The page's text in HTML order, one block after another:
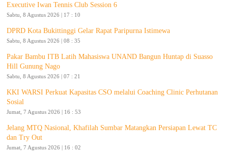
Executive Iwan Tennis Club Session 6
Sabtu, 8 Agustus 2026 | 17 : 10
DPRD Kota Bukittinggi Gelar Rapat Paripurna Istimewa
Sabtu, 8 Agustus 2026 | 08 : 35
Pakar Bambu ITB Latih Mahasiswa UNAND Bangun Huntap di Suasso
Hill Gunung Nago
Sabtu, 8 Agustus 2026 | 07 : 21
KKI WARSI Perkuat Kapasitas CSO melalui Coaching Clinic Perhutanan
Sosial
Jumat, 7 Agustus 2026 | 16 : 53
Jelang MTQ Nasional, Khafilah Sumbar Matangkan Persiapan Lewat TC
dan Try Out
Jumat, 7 Agustus 2026 | 16 : 02